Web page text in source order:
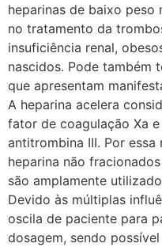
heparinas de baixo peso
no tratamento da
insuficiência renal,
nascidos. Pode também
que apresentam
A heparina acelera
fator de coagulação Xa
antitrombina III. Por
heparina não
são amplamente
Devido às múltiplas
oscila de paciente para
dosagem, sendo